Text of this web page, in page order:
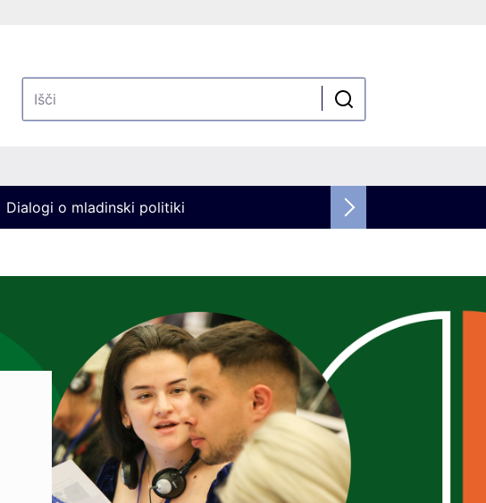
Dialogi o mladinski politiki